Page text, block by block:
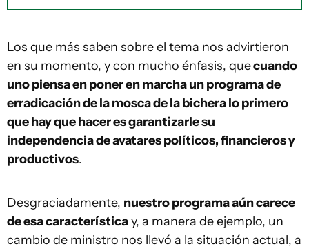
Los que más saben sobre el tema nos advirtieron
en su momento, y con mucho énfasis, quecuando
uno piensa en poner en marcha un programa de
erradicación de la mosca de la bichera lo primero
que hay que hacer es garantizarle su
independencia de avatares políticos, financieros y
productivos.
Desgraciadamente, nuestro programa aún carece
de esa característicay, a manera de ejemplo, un
cambio de ministro nos llevó a la situación actual, a